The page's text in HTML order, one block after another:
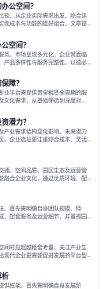
公空间？
较，从企业实际需求出发，综合评
现成本与功能的挺好组合。文章提
通过不同规模企业的实际案例加
集聚等增值服务，是很大化空间
空间？
务。市场呈现多元化，企业常面临
产品多样性与服务完整性。以德必
富配套，满足不同企业需求。企
公空间。在上海寻找合适的办公
障？
业平台需提供贯穿租赁全周期的服
文化需求，从基础筛选到深度对
体系。德必集团通过标准化服务
现了从信息撮合到深度服务的能
潜力？
产业需求结构变化影响。未来潜力
。企业选址更注重综合成本、灵活
间优化与社群服务，助力企业成
呈现出租金持续调整的态势，这
通、空间品质、园区生态及运营管
融合企业文化，通过优质环境、配
在成长或寻求稳定发展的企业而
队的日常工作效率与协作氛围，
。首先需明确自身团队规模、特
、配套服务及运营细节，并重视园
务能力。完成线上初选后，必须
同条款，从而做出精确决策。在
间时应超越租金考量，关注产业生
现代企业更需能促进发展的平台型
企业成长，建议企业系统评估需
或扩展办公空间的企业而言，了
供框架。首先需明确自身发展阶